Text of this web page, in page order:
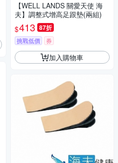
【WELL LANDS 關愛天使 海
夫】調整式增高足跟墊(兩組)
$413 87折
挑戰低價 券
加入購物車